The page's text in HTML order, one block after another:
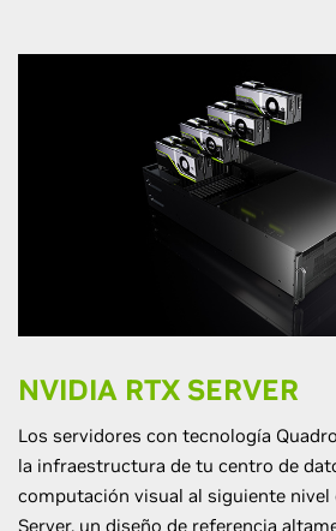
NVIDIA RTX SERVER
Los servidores con tecnología
la infraestructura de tu centro de
computación visual al siguiente nivel
Server, un diseño de referencia